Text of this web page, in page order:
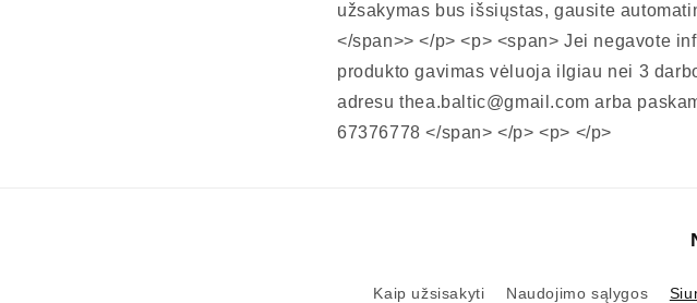
užsakymas bus išsiųstas, gausite
</span>> </p> <p> <span> Jei negavote
produkto gavimas vėluoja ilgiau nei 3
adresu thea.baltic@gmail.com arba
67376778 </span> </p> <p> </p>
Kaip užsisakyti Naudojimo sąlygos